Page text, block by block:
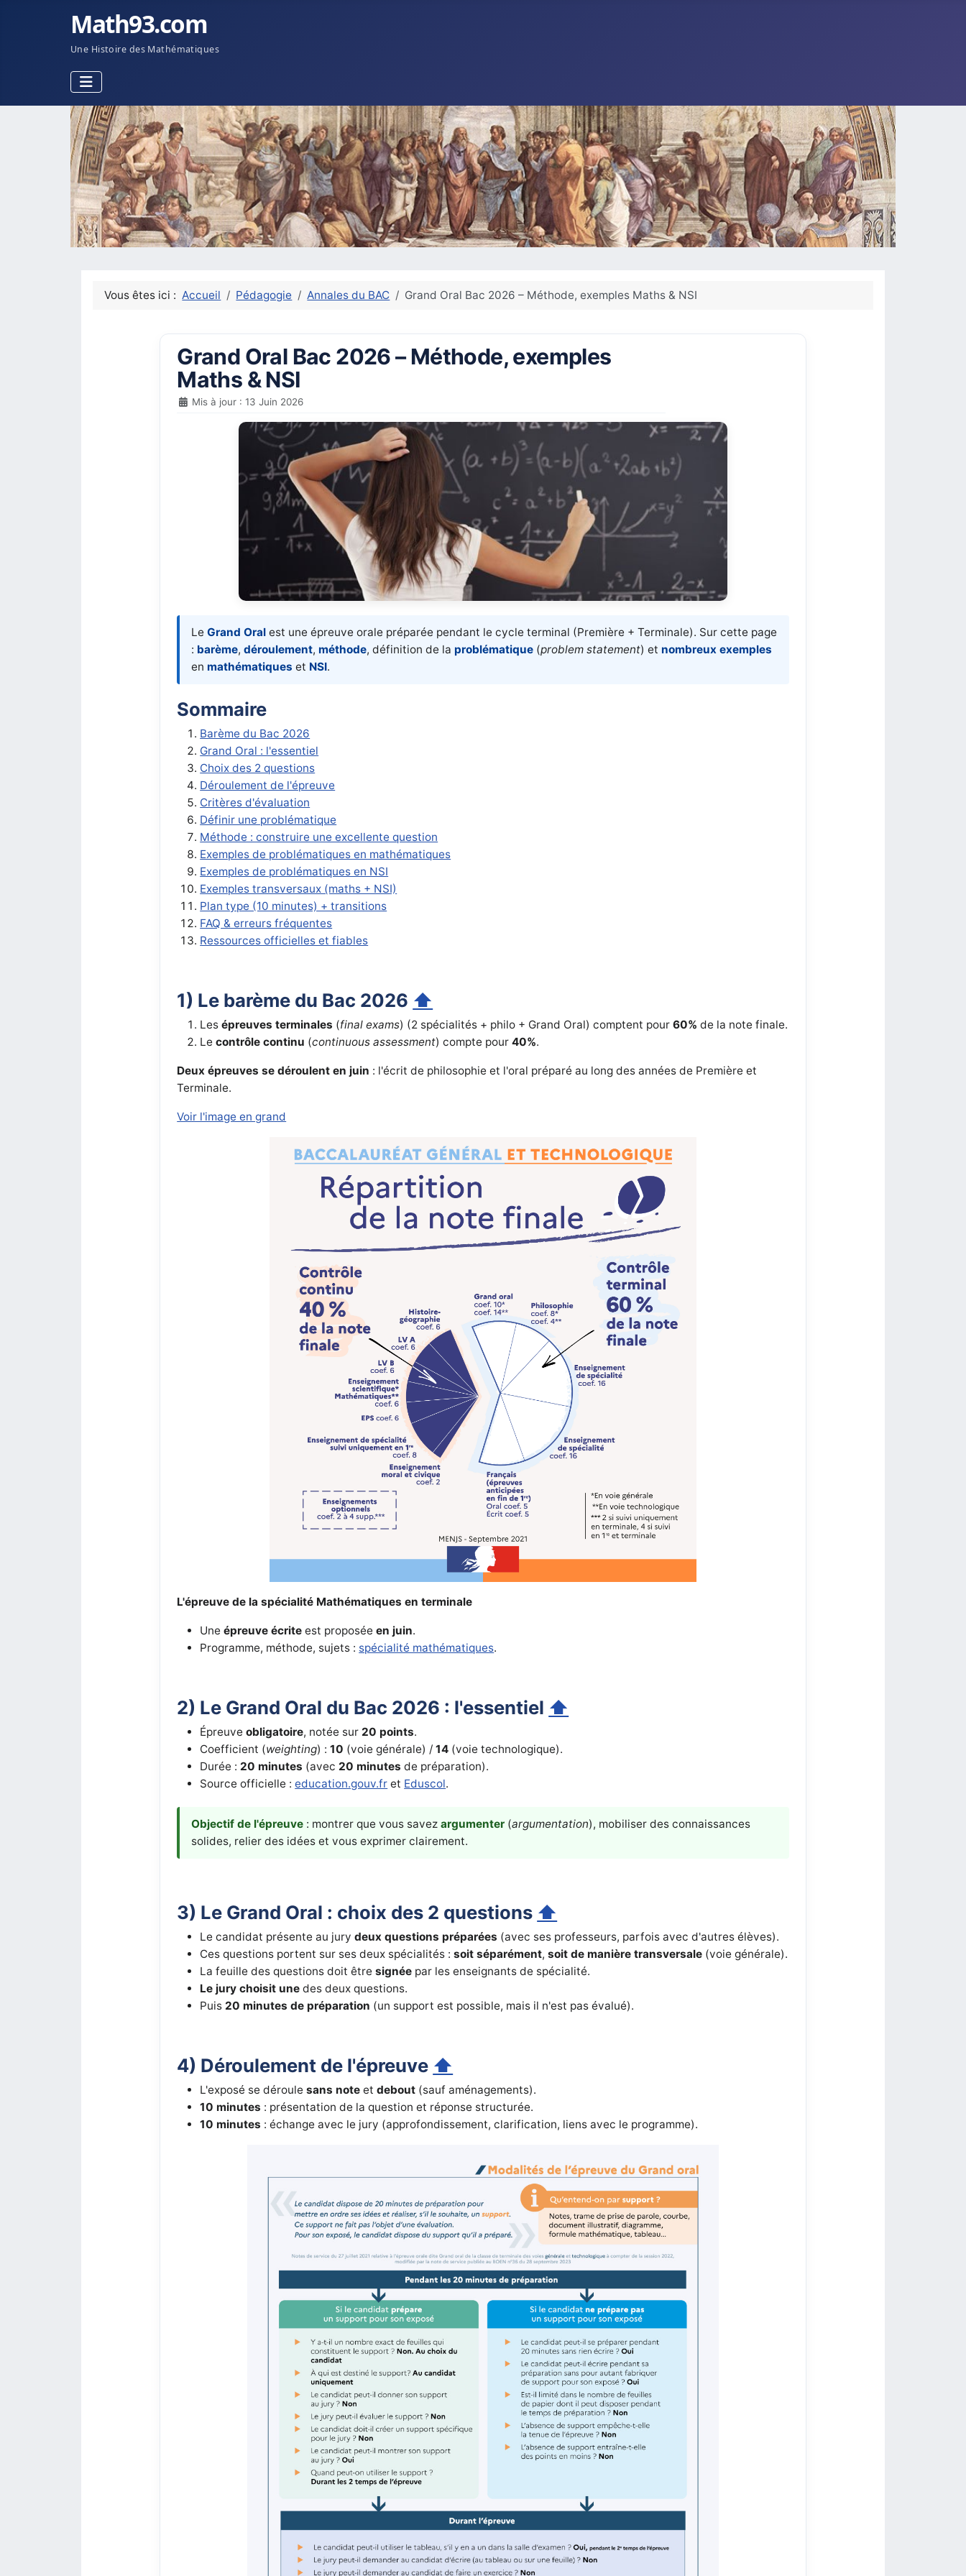
Math93.com
Une Histoire des Mathématiques
Vous êtes ici :Accueil Pédagogie Annales du BAC Grand Oral Bac 2026 – Méthode, exemples Maths & NSI
Grand Oral Bac 2026 – Méthode, exemples
Maths & NSI
Mis à jour : 13 Juin 2026
LeGrand Oral est une épreuve orale préparée pendant le cycle terminal (Première + Terminale). Sur cette page
: barème,déroulement, méthode, définition de la problématique (problem statement) et nombreux exemples
en mathématiques et NSI.
Sommaire
Barème du Bac 2026
Grand Oral : l'essentiel
Choix des 2 questions
Déroulement de l'épreuve
Critères d'évaluation
Définir une problématique
Méthode : construire une excellente question
Exemples de problématiques en mathématiques
Exemples de problématiques en NSI
Exemples transversaux (maths + NSI)
Plan type (10 minutes) + transitions
FAQ & erreurs fréquentes
Ressources officielles et fiables
1) Le barème du Bac 2026 ⬆
Lesépreuves terminales (final exams) (2 spécialités + philo + Grand Oral) comptent pour60% de la note finale.
Lecontrôle continu (continuous assessment) compte pour40%.
Deux épreuves se déroulent en juin : l'écrit de philosophie et l'oral préparé au long des années de Première et
Terminale.
Voir l'image en grand
L'épreuve de la spécialité Mathématiques en terminale
Uneépreuve écrite est proposéeen juin.
Programme, méthode, sujets : spécialité mathématiques.
2) Le Grand Oral du Bac 2026 : l'essentiel ⬆
Épreuveobligatoire, notée sur 20 points.
Coefficient (weighting) :10 (voie générale) /14 (voie technologique).
Durée : 20 minutes (avec 20 minutes de préparation).
Source officielle :education.gouv.fr et Eduscol.
Objectif de l'épreuve : montrer que vous savezargumenter (argumentation), mobiliser des connaissances
solides, relier des idées et vous exprimer clairement.
3) Le Grand Oral : choix des 2 questions ⬆
Le candidat présente au jurydeux questions préparées (avec ses professeurs, parfois avec d'autres élèves).
Ces questions portent sur ses deux spécialités :soit séparément,soit de manière transversale (voie générale).
La feuille des questions doit êtresignée par les enseignants de spécialité.
Le jury choisit une des deux questions.
Puis 20 minutes de préparation (un support est possible, mais il n'est pas évalué).
4) Déroulement de l'épreuve ⬆
L'exposé se déroulesans note etdebout (sauf aménagements).
10 minutes : présentation de la question et réponse structurée.
10 minutes : échange avec le jury (approfondissement, clarification, liens avec le programme).